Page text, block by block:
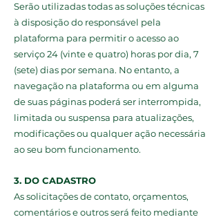
Serão utilizadas todas as soluções técnicas
à disposição do responsável pela
plataforma para permitir o acesso ao
serviço 24 (vinte e quatro) horas por dia, 7
(sete) dias por semana. No entanto, a
navegação na plataforma ou em alguma
de suas páginas poderá ser interrompida,
limitada ou suspensa para atualizações,
modificações ou qualquer ação necessária
ao seu bom funcionamento.
3. DO CADASTRO
As solicitações de contato, orçamentos,
comentários e outros será feito mediante